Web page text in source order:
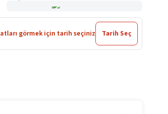
görmek için tarih seçiniz Tarih Seç